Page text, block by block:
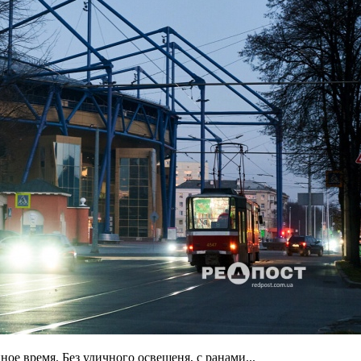
время. Без уличного освещеня, с ранами...